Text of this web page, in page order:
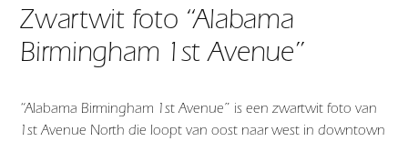
Zwartwit foto “Alabama
Birmingham 1st Avenue”
“Alabama Birmingham 1st Avenue” is een zwartwit foto van
1st Avenue North die loopt van oost naar west in downtown